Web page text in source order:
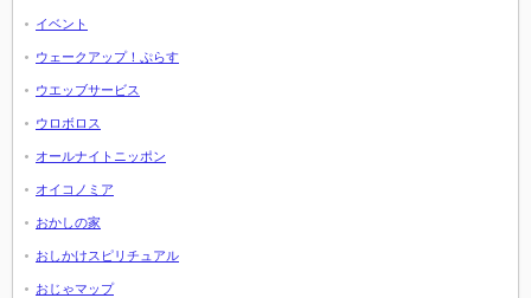
イベント
ウェークアップ！ぷらす
ウエッブサービス
ウロボロス
オールナイトニッポン
オイコノミア
おかしの家
おしかけスピリチュアル
おじゃマップ